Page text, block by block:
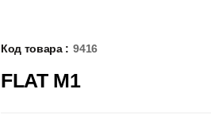
Код товара : 9416
FLAT M1